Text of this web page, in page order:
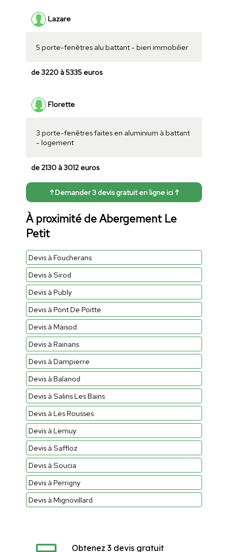
Lazare
5 porte-fenêtres alu battant - bien immobilier
de 3220 à 5335 euros
Florette
3 porte-fenêtres faites en aluminium à battant
- logement
de 2130 à 3012 euros
↑ Demander 3 devis gratuit en ligne ici ↑
À proximité de Abergement Le
Petit
Devis à Foucherans
Devis à Sirod
Devis à Publy
Devis à Pont De Poitte
Devis à Maisod
Devis à Rainans
Devis à Dampierre
Devis à Balanod
Devis à Salins Les Bains
Devis à Les Rousses
Devis à Lemuy
Devis à Saffloz
Devis à Soucia
Devis à Perrigny
Devis à Mignovillard
Obtenez 3 devis gratuit